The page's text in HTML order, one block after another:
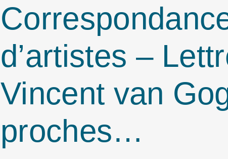
d’artistes –
Vincent van
proches…